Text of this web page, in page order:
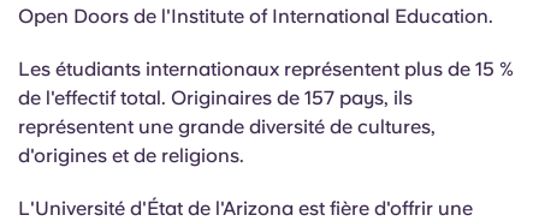
Open Doors de l'Institute of International Education.
Les étudiants internationaux représentent plus de 15 %
de l'effectif total. Originaires de 157 pays, ils
représentent une grande diversité de cultures,
d'origines et de religions.
L'Université d'État de l'Arizona est fière d'offrir une